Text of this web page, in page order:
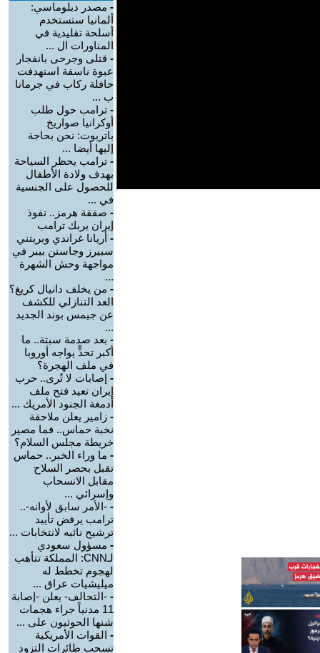
- مصدر دبلوماسي:
ألمانيا ستستخدم
أسلحة تقليدية في
المناورات ال ...
- قتلى وجرحى بانفجار
عبوة ناسفة استهدفت
حافلة ركاب في جرمانا
ب ...
- ترامب حول طلب
أوكرانيا صواريخ
باتريوت: نحن بحاجة
إليها أيضا ...
- ترامب يحظر السياحة
بهدف ولادة الأطفال
للحصول على الجنسية
في ...
- صفقة هرمز.. نفوذ
إيران يربك ترامب
- أريانا غراندي وبريتني
سبيرز وجاستن بيبر في
مواجهة وحش الشهرة
...
- من يخلف دانيال كريغ؟
العد التنازلي للكشف
عن جيمس بوند الجديد
...
- بعد صدمة سبتة.. ما
أكبر تحدٍّ يواجه أوروبا
في ملف الهجرة؟
- إصابات لا تُرى.. حرب
إيران تعيد فتح ملف
أدمغة الجنود الأمريك ...
- زامير يعلن ملاحقة
نخبة حماس.. فما مصير
خريطة مجلس السلام؟
- ما وراء الخبر.. حماس
تقبل بحصر السلاح
مقابل الانسحاب
وإسرائي ...
- -الأمر سابق لأوانه-..
ترامب يرفض تأييد
ترشيح نائبه لانتخابات ...
- مسؤول سعودي
لـCNN: المملكة تتأهب
لهجوم تخطط له
ميليشيات عراق ...
- -التحالف- يعلن -إصابة
11 مدنياً جراء هجمات
شنها الحوثيون على ...
- القوات الأمريكية
تسحب طائرات التزود